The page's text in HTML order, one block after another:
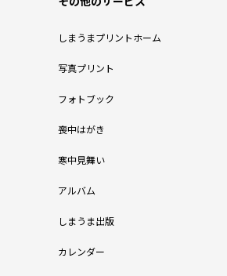
しまうまプリントホーム
写真プリント
フォトブック
喪中はがき
寒中見舞い
アルバム
しまうま出版
カレンダー